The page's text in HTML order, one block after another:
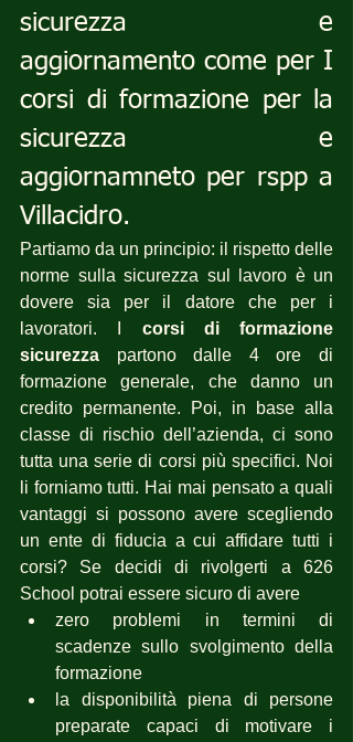
sicurezza e
aggiornamento come per I
corsi di formazione per la
sicurezza e
aggiornamneto per rspp a
Villacidro.
Partiamo da un principio: il rispetto delle
norme sulla sicurezza sul lavoro è un
dovere sia per il datore che per i
lavoratori. I corsi di formazione
sicurezza partono dalle 4 ore di
formazione generale, che danno un
credito permanente. Poi, in base alla
classe di rischio dell’azienda, ci sono
tutta una serie di corsi più specifici. Noi
li forniamo tutti. Hai mai pensato a quali
vantaggi si possono avere scegliendo
un ente di fiducia a cui affidare tutti i
corsi? Se decidi di rivolgerti a 626
School potrai essere sicuro di avere
zero problemi in termini di
scadenze sullo svolgimento della
formazione
la disponibilità piena di persone
preparate capaci di motivare i